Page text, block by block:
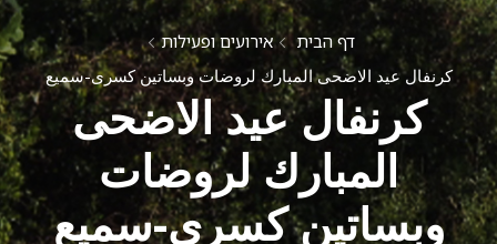
דף הבית
אירועים ופעילות
كرنفال عيد الاضحى المبارك لروضات وبساتين كسرى-سميع
كرنفال عيد الاضحى
المبارك لروضات
وبساتين كسرى-سميع